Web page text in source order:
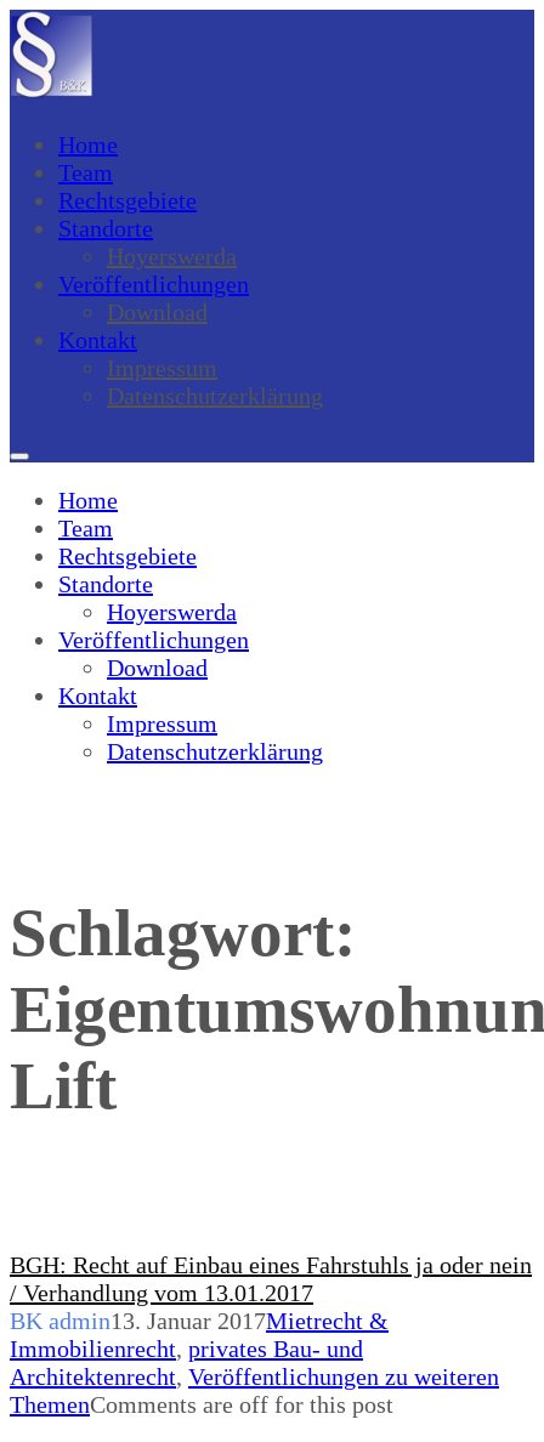
Home
Team
Rechtsgebiete
Standorte
Hoyerswerda
Veröffentlichungen
Download
Kontakt
Impressum
Datenschutzerklärung
Home
Team
Rechtsgebiete
Standorte
Hoyerswerda
Veröffentlichungen
Download
Kontakt
Impressum
Datenschutzerklärung
Schlagwort:
Lift
BGH: Recht auf Einbau eines Fahrstuhls ja oder nein
/ Verhandlung vom 13.01.2017
BK admin13. Januar 2017Mietrecht &
Immobilienrecht, privates Bau- und
Architektenrecht, Veröffentlichungen zu weiteren
ThemenComments are off for this post